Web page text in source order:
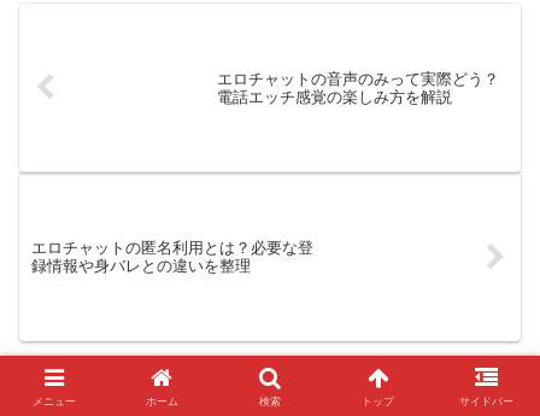
エロチャットの音声のみって実際どう？
電話エッチ感覚の楽しみ方を解説
エロチャットの匿名利用とは？必要な登
録情報や身バレとの違いを整理
メニュー ホーム 検索 トップ サイドバー